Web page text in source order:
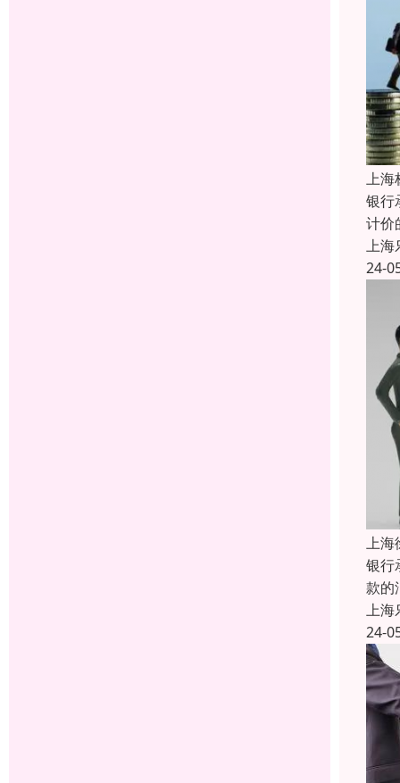
上海
银行
计价
上海
24-
上海
银行
款的
上海
24-